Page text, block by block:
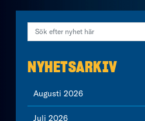
NYHETSARKIV
Augusti 2026
Juli 2026